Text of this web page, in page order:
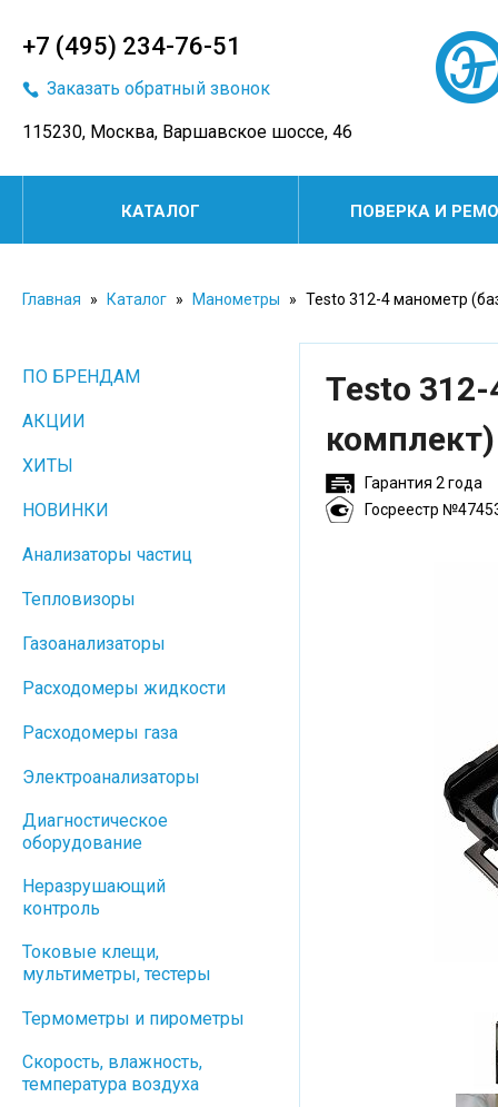
+7 (495) 234-76-51
Заказать обратный звонок
115230, Москва, Варшавское шоссе, 46
КАТАЛОГ ПОВЕРКА И
Главная » Каталог » Манометры » Testo 312-4 манометр
Testo
комплект)
Гарантия 2 года
Госреестр
ПО БРЕНДАМ
АКЦИИ
ХИТЫ
НОВИНКИ
Анализаторы частиц
Тепловизоры
Газоанализаторы
Расходомеры жидкости
Расходомеры газа
Электроанализаторы
Диагностическое
оборудование
Неразрушающий
контроль
Токовые клещи,
мультиметры, тестеры
Термометры и пирометры
Скорость, влажность,
температура воздуха